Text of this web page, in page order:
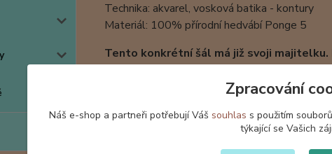
Technika: akvarel, vosková batika - kontury
Materiál: 100% přírodní hedvábí Ponge 5
Tento konkrétní šál má již svoji
Hedvábné šátky a šály jsou baleny v
Zpracování
Náš e-shop a partneři potřebují Váš souhlas s použitím
týkající se Vašich